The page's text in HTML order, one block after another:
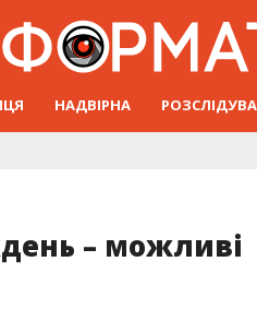
НАДВІРНА
– можливі